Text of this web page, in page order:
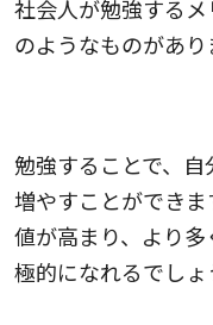
社会人が勉強する
のようなものがあり
勉強することで、
増やすことができ
値が高まり、より
極的になれるでしょ